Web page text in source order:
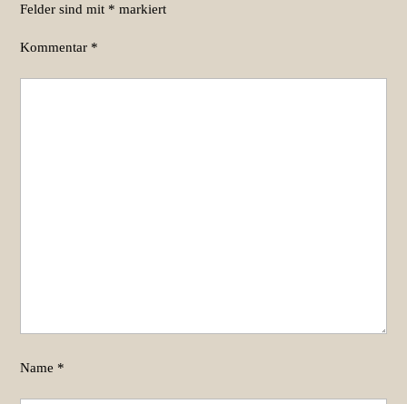
Felder sind mit * markiert
Kommentar *
Name *